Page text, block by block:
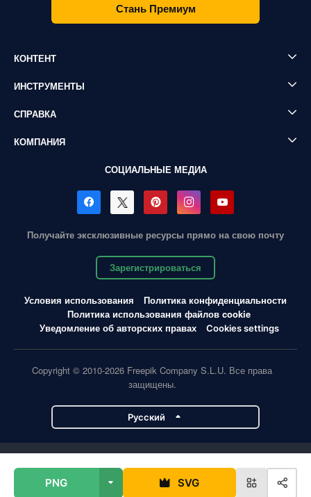
PNG SVG
Стань Премиум
КОНТЕНТ
ИНСТРУМЕНТЫ
СПРАВКА
КОМПАНИЯ
СОЦИАЛЬНЫЕ МЕДИА
Получайте эксклюзивные ресурсы прямо на свою почту
Зарегистрироваться
Условия использования
Политика конфиденциальности
Политика использования файлов cookie
Уведомление об авторских правах
Cookies settings
Copyright © 2010-2026 Freepik Company S.L.U. Все права
защищены.
Pусский
Flaticon Slidesgo